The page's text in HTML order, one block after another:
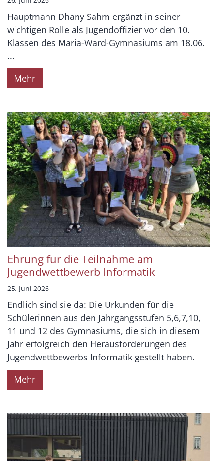
Hauptmann Dhany Sahm ergänzt in seiner
wichtigen Rolle als Jugendoffizier vor den 10.
Klassen des Maria-Ward-Gymnasiums am 18.06.
...
Mehr
Ehrung für die Teilnahme am
Jugendwettbewerb Informatik
25. Juni 2026
Endlich sind sie da: Die Urkunden für die
Schülerinnen aus den Jahrgangsstufen 5,6,7,10,
11 und 12 des Gymnasiums, die sich in diesem
Jahr erfolgreich den Herausforderungen des
Jugendwettbewerbs Informatik gestellt haben.
Mehr